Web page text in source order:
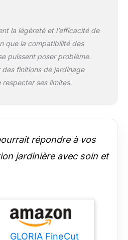
guidon réglable
pression, facilitant la
coupe sous les
arbustes, les
meubles de jardin et
MARQUES, 150+
OUTILS. Le FineCut
ATTENTION : Ce
modèle Baretool est
livré sans batterie ni
chargeur ; ils doivent
la légèreté et l’efficacité de
que la compatibilité des
puissent poser problème.
des finitions de jardinage
ses limites.
répondre à vos
jardinière avec soin et
GLORIA FineCut